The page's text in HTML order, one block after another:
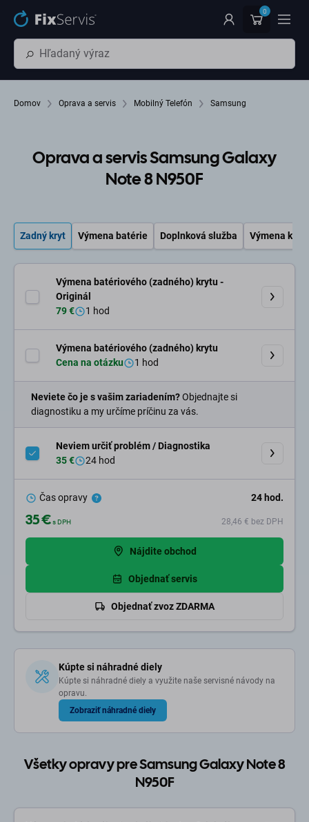
Preskočiť na hlavný obsah 0
Domov Oprava a servis Mobilný Telefón Samsung
Oprava a servis Samsung Galaxy
Note 8 N950F
Zadný kryt Výmena batérie Doplnková služba Výmena
Výmena batériového (zadného) krytu -
Originál
79 €
1 hod
Výmena batériového (zadného) krytu
Cena na otázku
1 hod
Neviete čo je s vašim zariadením?Objednajte si
diagnostiku a my určíme príčinu za vás.
Neviem určiť problém / Diagnostika
35 €
24 hod
Čas opravy 24 hod.
35 €s DPH 28,46 € bez DPH
Nájdite obchod
Objednať servis
Objednať zvoz ZDARMA
Kúpte si náhradné diely
Kúpte si náhradné diely a využite naše servisné návody na
opravu.
Zobraziť náhradné diely
Všetky opravy pre Samsung Galaxy Note 8
N950F